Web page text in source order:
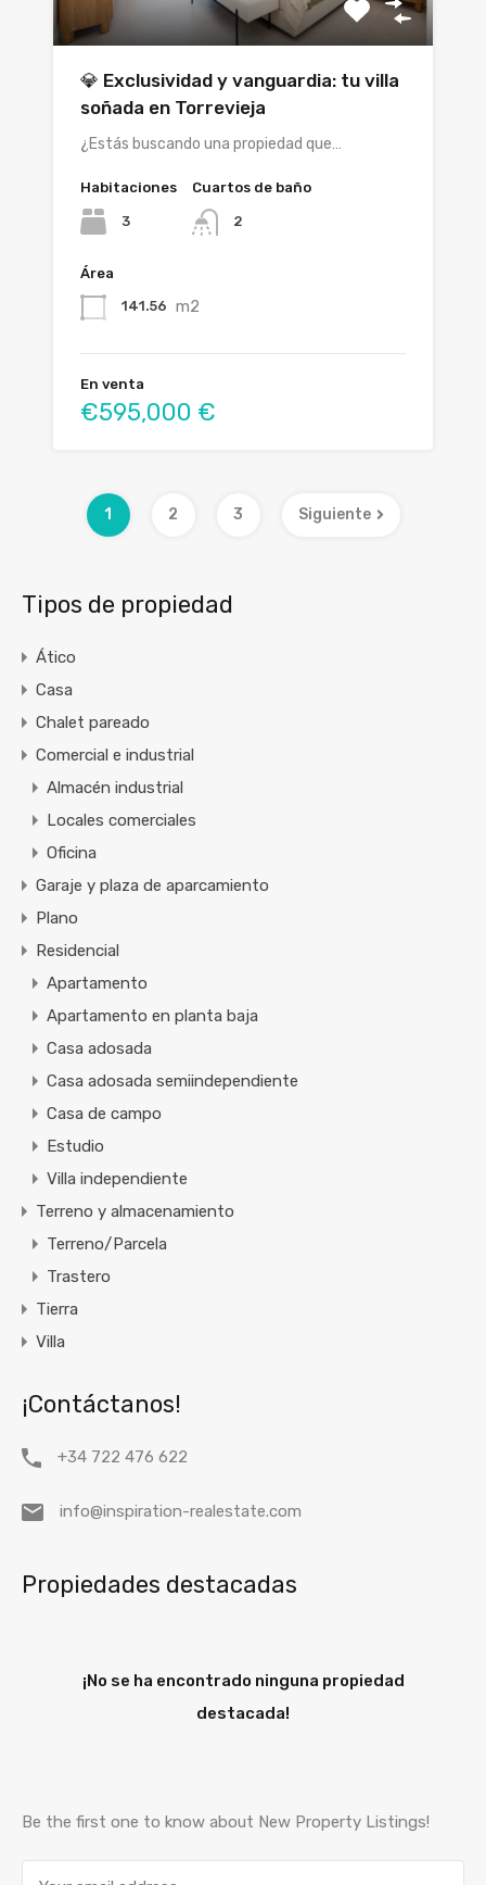
💎 Exclusividad y vanguardia: tu villa
soñada en Torrevieja
¿Estás buscando una propiedad que…
Habitaciones
3
Cuartos de baño
2
Área
141.56 m2
En venta
€595,000 €
1 2 3 Siguiente
Tipos de propiedad
Ático
Casa
Chalet pareado
Comercial e industrial
Almacén industrial
Locales comerciales
Oficina
Garaje y plaza de aparcamiento
Plano
Residencial
Apartamento
Apartamento en planta baja
Casa adosada
Casa adosada semiindependiente
Casa de campo
Estudio
Villa independiente
Terreno y almacenamiento
Terreno/Parcela
Trastero
Tierra
Villa
¡Contáctanos!
+34 722 476 622
info@inspiration-realestate.com
Propiedades destacadas
¡No se ha encontrado ninguna propiedad
destacada!
Be the first one to know about New Property Listings!